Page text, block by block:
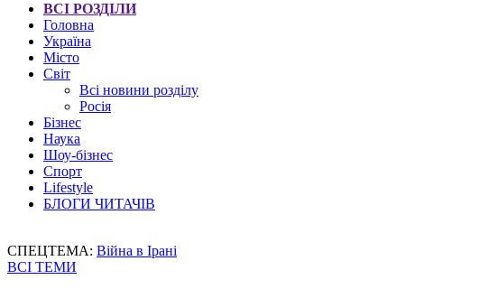
ВСІ РОЗДІЛИ
Головна
Україна
Місто
Світ
Всі новини розділу
Росія
Бізнес
Наука
Шоу-бізнес
Спорт
Lifestyle
БЛОГИ ЧИТАЧІВ
СПЕЦТЕМА: Війна в Ірані
ВСІ ТЕМИ